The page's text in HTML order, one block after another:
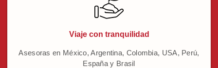
Viaje con tranquilidad
Asesoras en México, Argentina, Colombia, USA, Perú,
España y Brasil